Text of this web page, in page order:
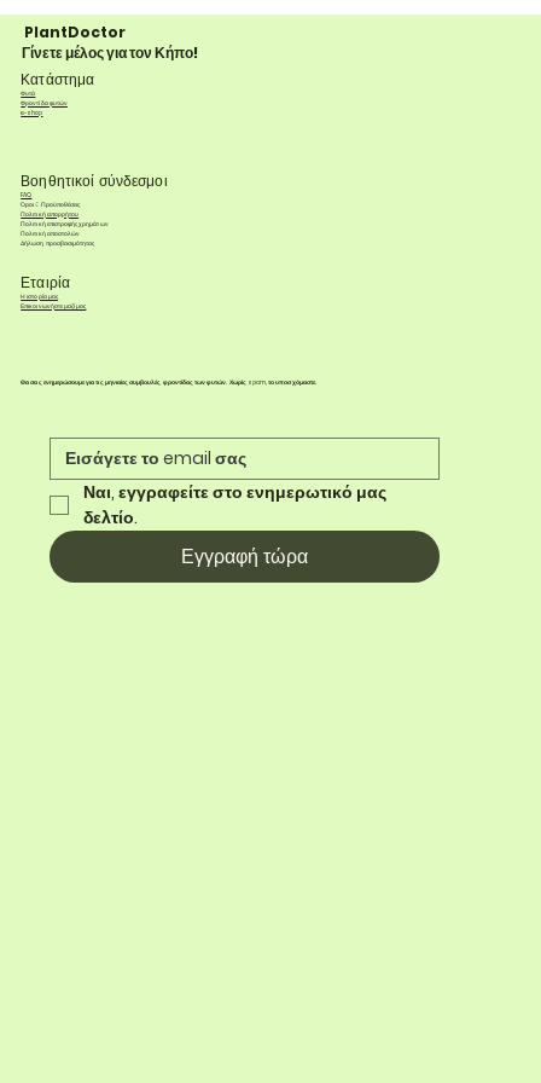
PlantDoctor
Γίνετε μέλος για τον Κήπο!
Κατάστημα
Φυτά
Φροντίδα φυτών
e-shop
Βοηθητικοί σύνδεσμοι
FAQ
Όροι & Προϋποθέσεις
Πολιτική απορρήτου
Πολιτική επιστροφής χρημάτων
Πολιτική αποστολών
Δήλωση προσβασιμότητας
Εταιρία
Η ιστορία μας
Επικοινωνήστε μαζί μας
Θα σας ενημερώσουμε για τις μηνιαίες συμβουλές φροντίδας των φυτών. Χωρίς spam, το υποσχόμαστε.
Ναι, εγγραφείτε στο ενημερωτικό μας
δελτίο.
Εγγραφή τώρα